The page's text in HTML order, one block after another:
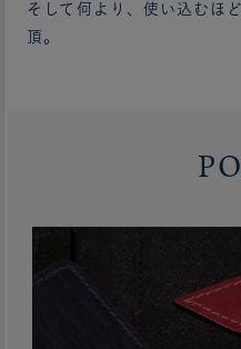
そして何より、使い込むほ
頂。